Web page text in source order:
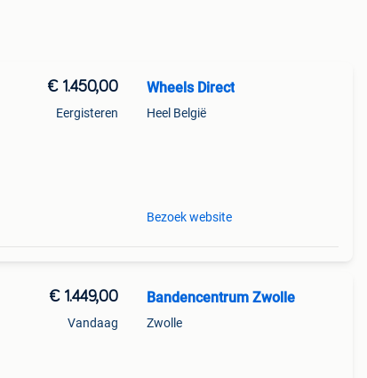
€ 1.450,00
Eergisteren
Wheels Direct
Heel België
Bezoek website
€ 1.449,00
Vandaag
Bandencentrum Zwolle
Zwolle